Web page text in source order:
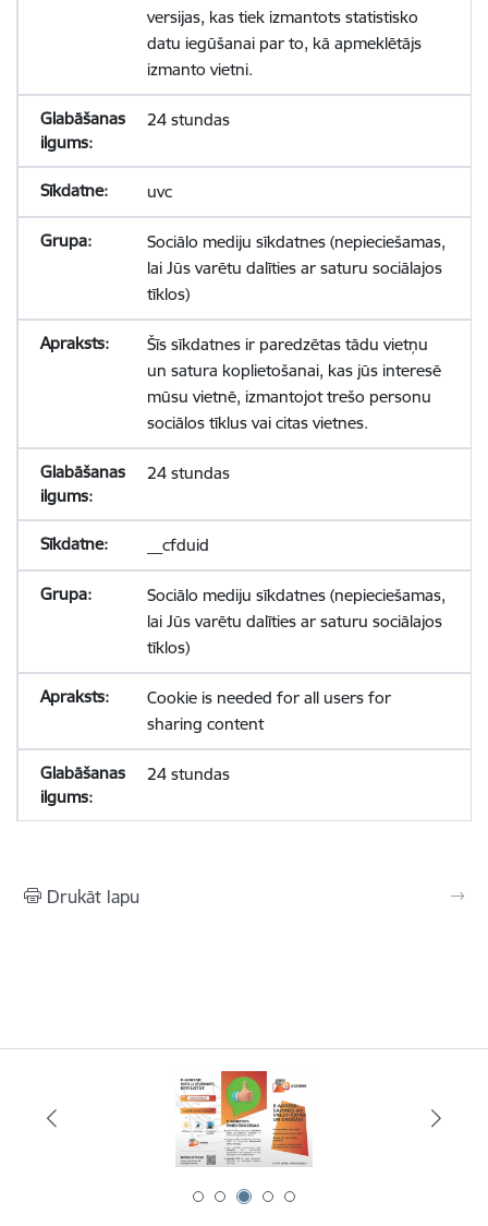
versijas, kas tiek izmantots statistisko
datu iegūšanai par to, kā apmeklētājs
izmanto vietni.
24 stundas
uvc
Sociālo mediju sīkdatnes (nepieciešamas,
lai Jūs varētu dalīties ar saturu sociālajos
tīklos)
Šīs sīkdatnes ir paredzētas tādu vietņu
un satura koplietošanai, kas jūs interesē
mūsu vietnē, izmantojot trešo personu
sociālos tīklus vai citas vietnes.
24 stundas
__cfduid
Sociālo mediju sīkdatnes (nepieciešamas,
lai Jūs varētu dalīties ar saturu sociālajos
tīklos)
Cookie is needed for all users for
sharing content
24 stundas
Drukāt lapu